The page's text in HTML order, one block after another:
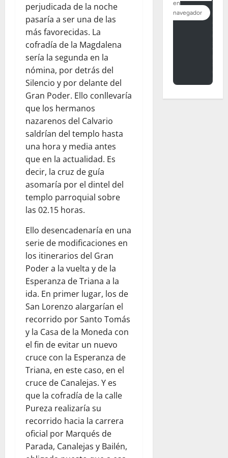
perjudicada de la noche
pasaría a ser una de las
más favorecidas. La
cofradía de la Magdalena
sería la segunda en la
nómina, por detrás del
Silencio y por delante del
Gran Poder. Ello conllevaría
que los hermanos
nazarenos del Calvario
saldrían del templo hasta
una hora y media antes
que en la actualidad. Es
decir, la cruz de guía
asomaría por el dintel del
templo parroquial sobre
las 02.15 horas.
Ello desencadenaría en una
serie de modificaciones en
los itinerarios del Gran
Poder a la vuelta y de la
Esperanza de Triana a la
ida. En primer lugar, los de
San Lorenzo alargarían el
recorrido por Santo Tomás
y la Casa de la Moneda con
el fin de evitar un nuevo
cruce con la Esperanza de
Triana, en este caso, en el
cruce de Canalejas. Y es
que la cofradía de la calle
Pureza realizaría su
recorrido hacia la carrera
oficial por Marqués de
Parada, Canalejas y Bailén,